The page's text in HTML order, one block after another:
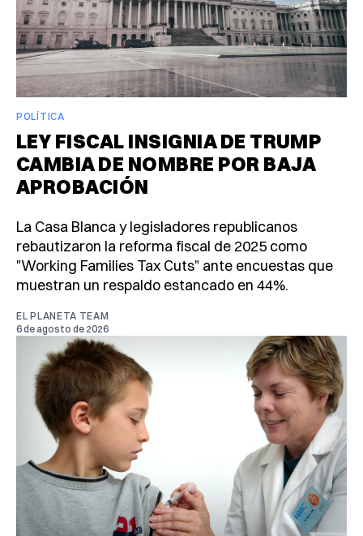
POLÍTICA
LEY FISCAL INSIGNIA DE TRUMP
CAMBIA DE NOMBRE POR BAJA
APROBACIÓN
La Casa Blanca y legisladores republicanos
rebautizaron la reforma fiscal de 2025 como
"Working Families Tax Cuts" ante encuestas que
muestran un respaldo estancado en 44%.
EL PLANETA TEAM
6 de agosto de 2026